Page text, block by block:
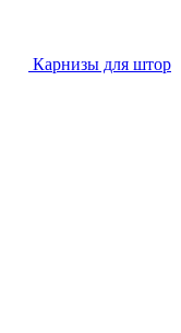
Карнизы для штор